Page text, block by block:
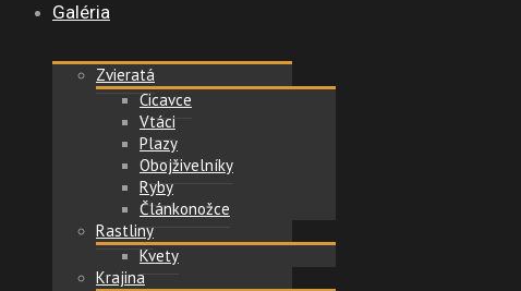
Galéria
Zvieratá
Cicavce
Vtáci
Plazy
Obojživelníky
Ryby
Článkonožce
Rastliny
Kvety
Krajina